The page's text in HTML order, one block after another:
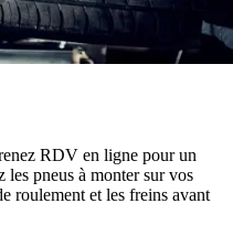
RDV en ligne pour un
les pneus à monter sur vos
roulement et les freins avant